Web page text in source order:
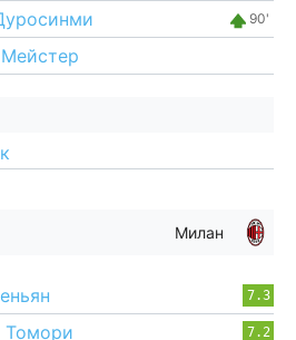
90'
Милан
7.3
Томори 7.2